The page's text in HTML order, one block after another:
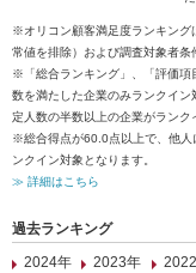
※オリコン顧客満足度ランキング
常値を排除）および調査対象者条
※「総合ランキング」、「評価項
数を満たした企業のみランクイ
定人数の半数以上の企業がランク
※総合得点が60.0点以上で、他人
ンクイン対象となります。
≫ 詳細はこちら
過去ランキング
2024年
2023年